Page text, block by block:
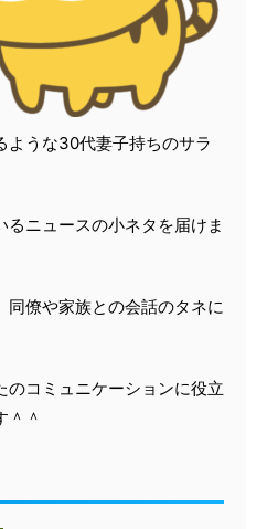
ような30代妻子持ちのサラ
るニュースの小ネタを届けま
同僚や家族との会話のタネに
のコミュニケーションに役立
＾＾